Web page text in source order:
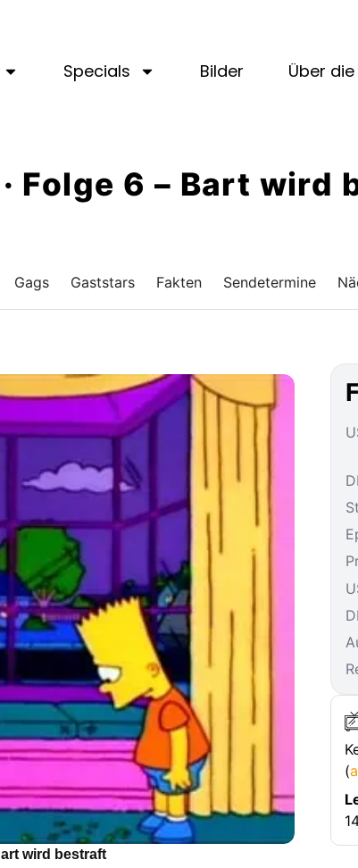
Specials Bilder Über
Folge 6 – Bart wird
Gags Gaststars Fakten Sendetermine
wird bestraft
(